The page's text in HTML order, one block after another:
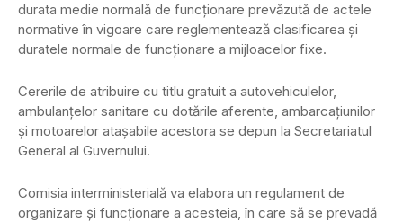
durata medie normală de funcţionare prevăzută de actele
normative în vigoare care reglementează clasificarea şi
duratele normale de funcţionare a mijloacelor fixe.
Cererile de atribuire cu titlu gratuit a autovehiculelor,
ambulanţelor sanitare cu dotările aferente, ambarcaţiunilor
şi motoarelor ataşabile acestora se depun la Secretariatul
General al Guvernului.
Comisia interministerială va elabora un regulament de
organizare şi funcţionare a acesteia, în care să se prevadă